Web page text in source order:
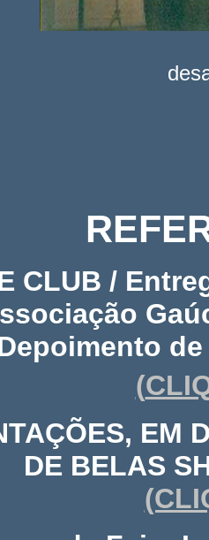
CLUB /
(
EM
DE BELAS